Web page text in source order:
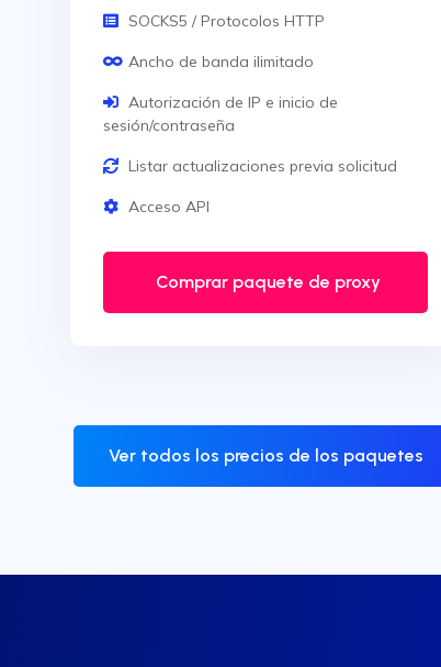
SOCKS5 / Protocolos HTTP
Ancho de banda ilimitado
Autorización de IP e inicio de
sesión/contraseña
Listar actualizaciones previa solicitud
Acceso API
Comprar paquete de proxy
Ver todos los precios de los paquetes